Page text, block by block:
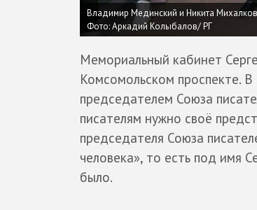
Владимир Мединский и Никита
Фото: Аркадий Колыбалов/ РГ
Мемориальный кабинет
Комсомольском проспекте.
председателем Союза
писателям нужно своё
председателя Союза
человека», то есть под имя
было.